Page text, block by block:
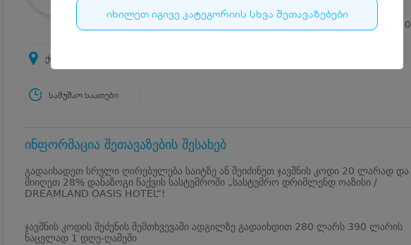
იხილეთ იგივე კატეგორიის სხვა შეთავაზებები
0
ქობულეთი, დაბა ჩაქვი, ბათუმის ქუჩა N16
სამუშაო საათები
ინფორმაცია შეთავაზების შესახებ
გადაიხადეთ სრული ღირებულება საიტზე ან შეიძინეთ ჯავშნის კოდი 20 ლარად და
მიიღეთ 28% დანაზოგი ჩაქვის სასტუმროში „სასტუმრო დრიმლენდ ოაზისი /
DREAMLAND OASIS HOTEL“!
ჯავშნის კოდის შეძენის შემთხვევაში ადგილზე გადაიხდით 280 ლარს 390 ლარის
ნაცვლად 1 დღე-ღამეში